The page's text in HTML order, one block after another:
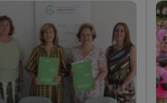
Alovera firma su primer
convenio estable de